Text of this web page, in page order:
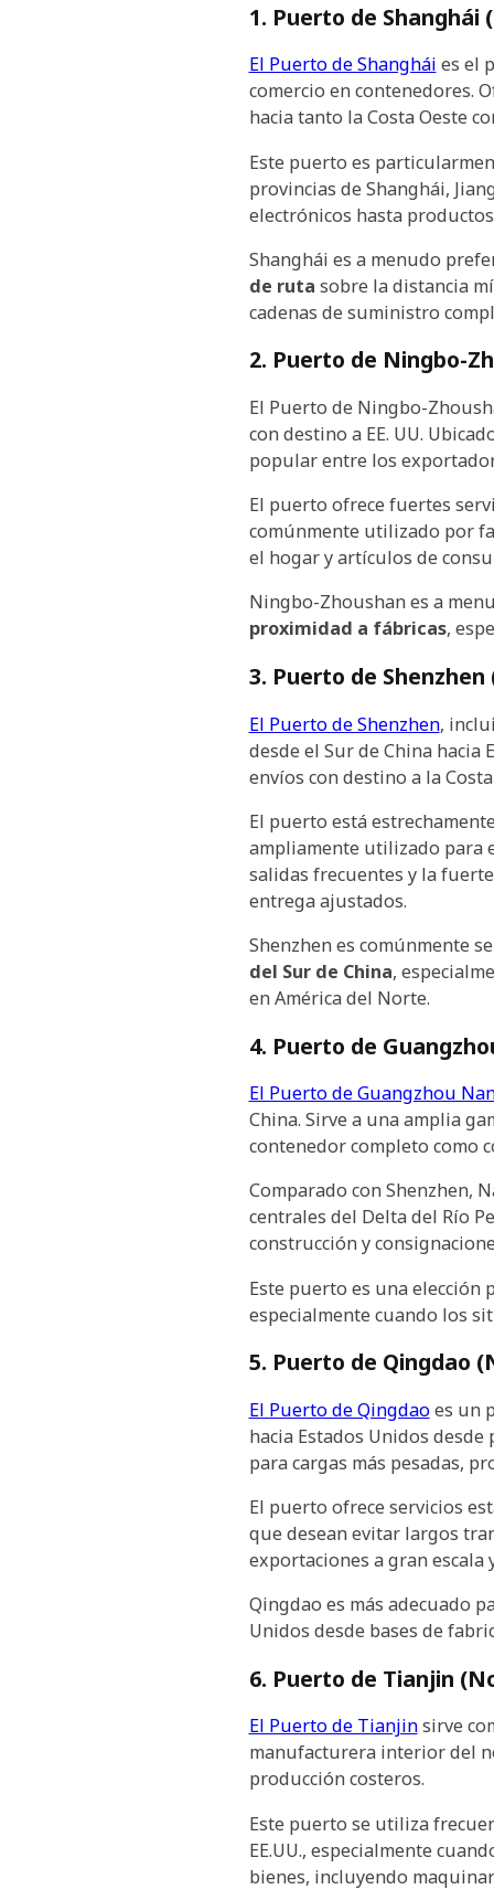
1. Puerto de Shanghái
El Puerto de Shanghái es el
comercio en contenedores.
hacia tanto la Costa Oeste
Este puerto es
provincias de Shanghái,
electrónicos hasta
Shanghái es a menudo
de ruta sobre la distancia
cadenas de suministro
2. Puerto de Ningbo-
El Puerto de Ningbo-
con destino a EE. UU.
popular entre los
El puerto ofrece fuertes
comúnmente utilizado por
el hogar y artículos de
Ningbo-Zhoushan es a
proximidad a fábricas,
3. Puerto de Shenzhen
El Puerto de Shenzhen,
desde el Sur de China hacia
envíos con destino a la Costa
El puerto está
ampliamente utilizado para
salidas frecuentes y la
entrega ajustados.
Shenzhen es comúnmente
del Sur de China,
en América del Norte.
4. Puerto de
El Puerto de Guangzhou
China. Sirve a una amplia
contenedor completo como
Comparado con Shenzhen,
centrales del Delta del Río
construcción y
Este puerto es una
especialmente cuando los
5. Puerto de Qingdao
El Puerto de Qingdaoes un
hacia Estados Unidos
para cargas más pesadas,
El puerto ofrece servicios
que desean evitar largos
exportaciones a gran
Qingdao es más adecuado
Unidos desde bases de
6. Puerto de Tianjin
El Puerto de Tianjinsirve
manufacturera interior del
producción costeros.
Este puerto se utiliza
EE.UU., especialmente
bienes, incluyendo